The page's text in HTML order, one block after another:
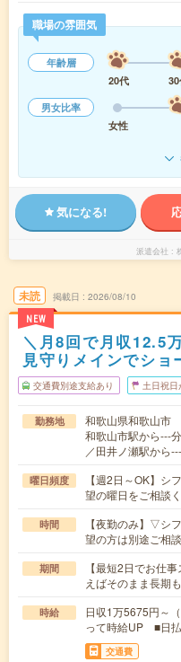
職場の雰囲気
年齢層
20代
男女比率
女性
気になる!
派遣会社
未読
NEW
掲載日 2026/08/10
＼月8回で月収12.5
見守りメインでショ
交通費別途支給あり 土日祝日
勤務地
和歌山県和歌山市
和歌山市駅から---
／田井ノ瀬駅から
曜日頻度
【週2日～OK】シ
望の曜日をご相談く
時間
【夜勤のみ】▽シ
望の方は別途ご相
期間
【最短2日でお仕
えばそのまま長期
時給
日収1万5675円～
って時給UP ■日払
交通費